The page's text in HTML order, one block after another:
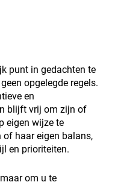
punt in gedachten te
opgelegde regels.
en
blijft vrij om zijn of
eigen wijze te
of haar eigen balans,
en prioriteiten.
om u te